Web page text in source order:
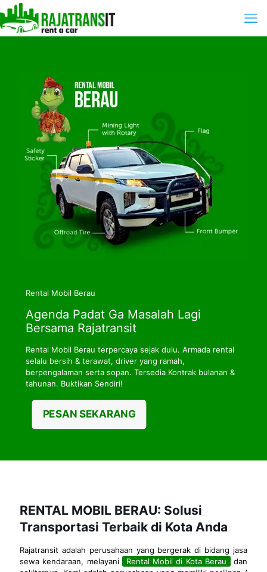
Rental Mobil Berau
Agenda Padat Ga Masalah Lagi
Bersama Rajatransit
Rental Mobil Berau terpercaya sejak dulu. Armada rental
selalu bersih & terawat, driver yang ramah,
berpengalaman serta sopan. Tersedia Kontrak bulanan &
tahunan. Buktikan Sendiri!
PESAN SEKARANG
RENTAL MOBIL BERAU: Solusi
Transportasi Terbaik di Kota Anda
Rajatransit adalah perusahaan yang bergerak di bidang jasa
sewa kendaraan, melayani
Rental Mobil di Kota Berau dan